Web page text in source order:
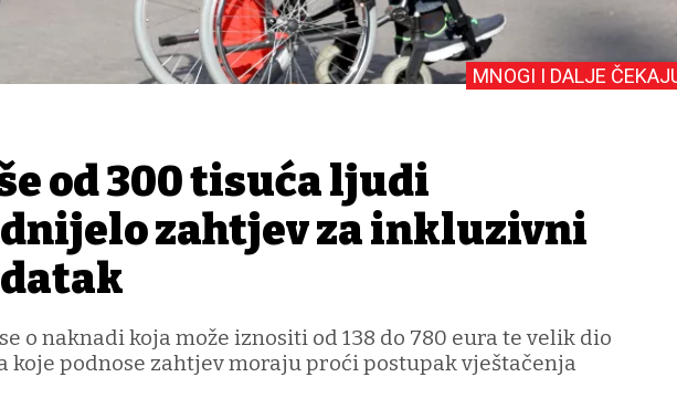
MNOGI I DALJE
od 300 tisuća ljudi
zahtjev za inkluzivni
o naknadi koja može iznositi od 138 do 780 eura te velik dio
koje podnose zahtjev moraju proći postupak vještačenja